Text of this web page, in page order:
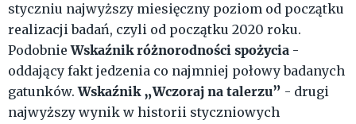
styczniu najwyższy miesięczny poziom od początku
realizacji badań, czyli od początku 2020 roku.
PodobnieWskaźnik różnorodności spożycia -
oddający fakt jedzenia co najmniej połowy badanych
gatunków.Wskaźnik „Wczoraj na talerzu” - drugi
najwyższy wynik w historii styczniowych